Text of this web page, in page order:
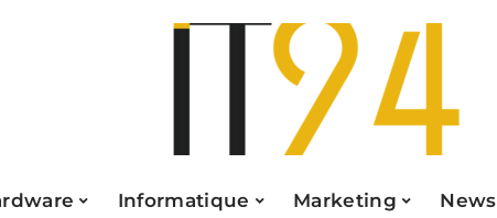
Informatique Marketing News